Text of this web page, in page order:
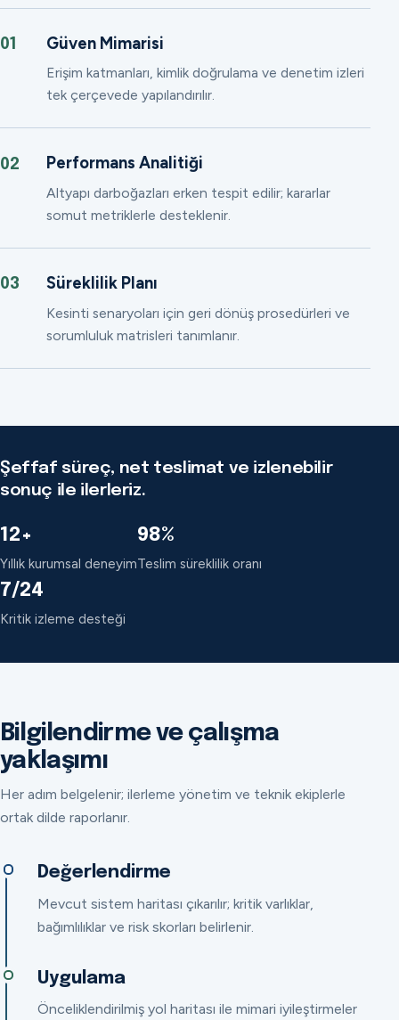
01 Güven Mimarisi
Erişim katmanları, kimlik doğrulama ve denetim izleri
tek çerçevede yapılandırılır.
02 Performans Analitiği
Altyapı darboğazları erken tespit edilir; kararlar
somut metriklerle desteklenir.
03 Süreklilik Planı
Kesinti senaryoları için geri dönüş prosedürleri ve
sorumluluk matrisleri tanımlanır.
Şeffaf süreç, net teslimat ve izlenebilir
sonuç ile ilerleriz.
12+
Yıllık kurumsal deneyim
98%
Teslim süreklilik oranı
7/24
Kritik izleme desteği
Bilgilendirme ve çalışma
yaklaşımı
Her adım belgelenir; ilerleme yönetim ve teknik ekiplerle
ortak dilde raporlanır.
Değerlendirme
Mevcut sistem haritası çıkarılır; kritik varlıklar,
bağımlılıklar ve risk skorları belirlenir.
Uygulama
Önceliklendirilmiş yol haritası ile mimari iyileştirmeler